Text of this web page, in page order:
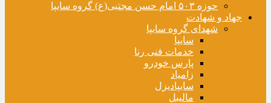
حوزه ۵۰۳ امام حسن مجتبی(ع) گروه سایپا
جهاد و شهادت
شهدای گروه سایپا
سایپا
خدمات فنی رنا
پارس خودرو
زامیاد
سایپادیزل
مالیبل